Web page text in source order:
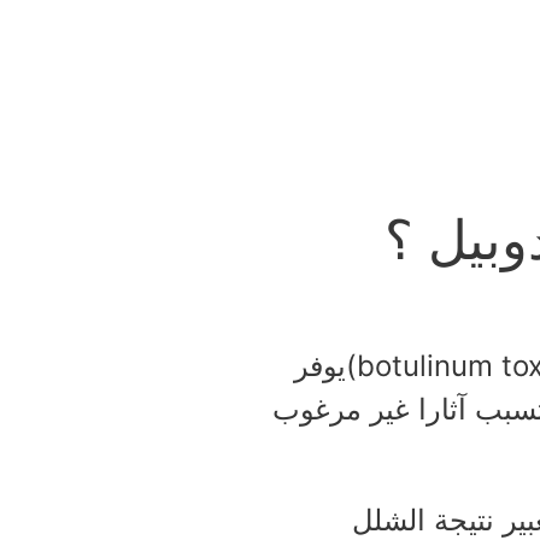
؟
على الرغم من أن ذيفان البوتولينوم(botulinum toxin)يوفر
آثارا غير مرغوب
نتيجة الشلل